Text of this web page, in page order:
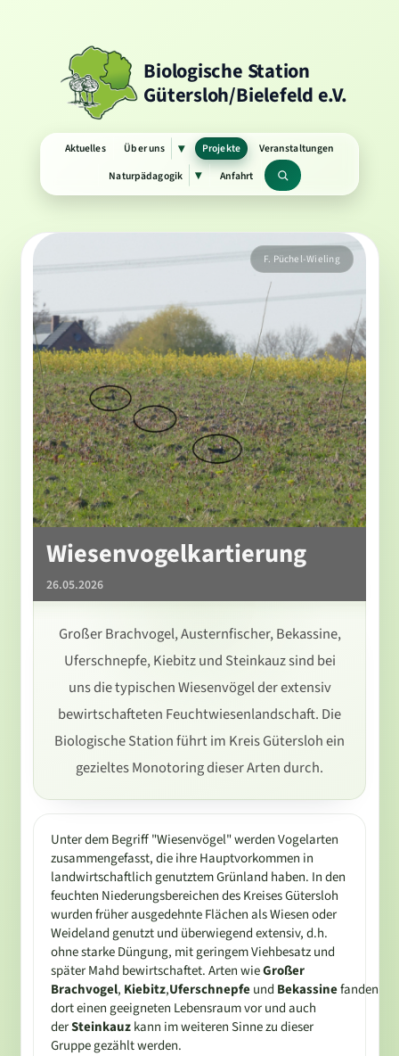
Biologische Station
Gütersloh/Bielefeld e.V.
Aktuelles Über uns ▾Untermenü
öffnen
Projekte
Veranstaltungen
Naturpädagogik
▾Untermenü
öffnen
Anfahrt Suchbegriff
Wiesenvogelkartierung
26.05.2026
Großer Brachvogel, Austernfischer, Bekassine,
Uferschnepfe, Kiebitz und Steinkauz sind bei
uns die typischen Wiesenvögel der extensiv
bewirtschafteten Feuchtwiesenlandschaft. Die
Biologische Station führt im Kreis Gütersloh ein
gezieltes Monotoring dieser Arten durch.
Unter dem Begriff "Wiesenvögel" werden Vogelarten
zusammengefasst, die ihre Hauptvorkommen in
landwirtschaftlich genutztem Grünland haben. In den
feuchten Niederungsbereichen des Kreises Gütersloh
wurden früher ausgedehnte Flächen als Wiesen oder
Weideland genutzt und überwiegend extensiv, d.h.
ohne starke Düngung, mit geringem Viehbesatz und
später Mahd bewirtschaftet. Arten wieGroßer
Brachvogel, Kiebitz,Uferschnepfeund Bekassinefanden
dort einen geeigneten Lebensraum vor und auch
derSteinkauzkann im weiteren Sinne zu dieser
Gruppe gezählt werden.
F. Püchel-Wieling